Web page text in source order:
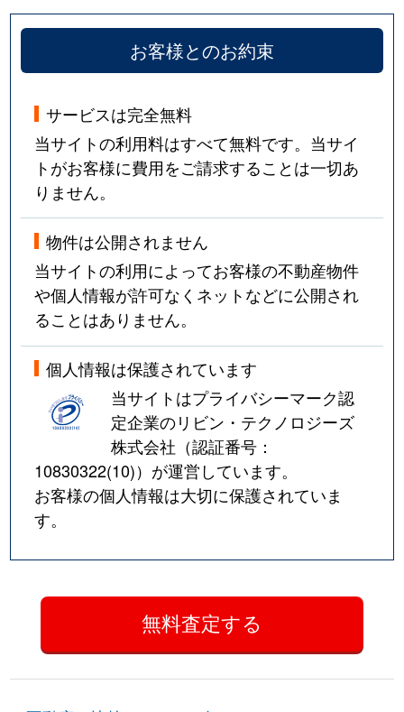
お客様とのお約束
サービスは完全無料
当サイトの利用料はすべて無料です。当サイ
トがお客様に費用をご請求することは一切あ
りません。
物件は公開されません
当サイトの利用によってお客様の不動産物件
や個人情報が許可なくネットなどに公開され
ることはありません。
個人情報は保護されています
当サイトはプライバシーマーク認
定企業のリビン・テクノロジーズ
株式会社（認証番号：
10830322(10)）が運営しています。
お客様の個人情報は大切に保護されていま
す。